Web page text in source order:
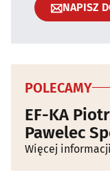
NAPISZ
POLECAMY
EF-KA
Pawelec
Więcej informacji